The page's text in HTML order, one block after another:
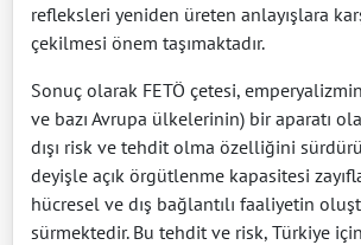
refleksleri yeniden üreten anlayışlara
çekilmesi önem taşımaktadır.
Sonuç olarak FETÖ çetesi,
ve bazı Avrupa ülkelerinin) bir aparatı
dışı risk ve tehdit olma özelliğini
deyişle açık örgütlenme kapasitesi
hücresel ve dış bağlantılı faaliyetin
sürmektedir. Bu tehdit ve risk, Türkiye